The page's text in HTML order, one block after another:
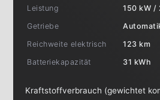
Leistung
150 kW /
Getriebe
Reichweite elektrisch
123 km
Batteriekapazität
31 kWh
Kraftstoffverbrauch (gewichtet